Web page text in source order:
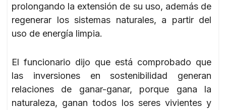
prolongando la extensión de su uso, además de
regenerar los sistemas naturales, a partir del
uso de energía limpia.
El funcionario dijo que está comprobado que
las inversiones en sostenibilidad generan
relaciones de ganar-ganar, porque gana la
naturaleza, ganan todos los seres vivientes y